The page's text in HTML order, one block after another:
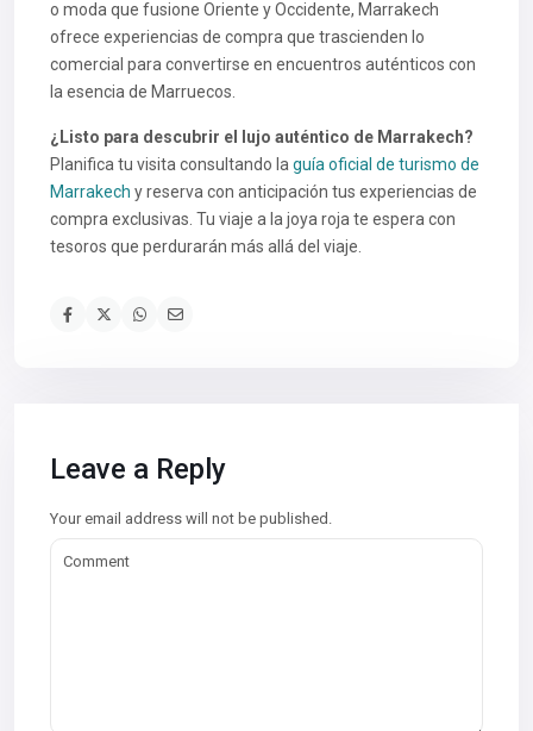
o moda que fusione Oriente y Occidente, Marrakech
ofrece experiencias de compra que trascienden lo
comercial para convertirse en encuentros auténticos con
la esencia de Marruecos.
¿Listo para descubrir el lujo auténtico de Marrakech?
Planifica tu visita consultando la guía oficial de turismo de
Marrakech y reserva con anticipación tus experiencias de
compra exclusivas. Tu viaje a la joya roja te espera con
tesoros que perdurarán más allá del viaje.
Leave a Reply
Your email address will not be published.